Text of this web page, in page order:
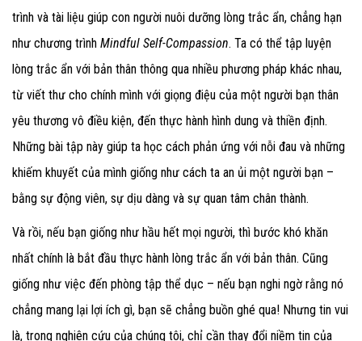
trình và tài liệu giúp con người nuôi dưỡng lòng trắc ẩn, chẳng hạn
như chương trình Mindful Self-Compassion. Ta có thể tập luyện
lòng trắc ẩn với bản thân thông qua nhiều phương pháp khác nhau,
từ viết thư cho chính mình với giọng điệu của một người bạn thân
yêu thương vô điều kiện, đến thực hành hình dung và thiền định.
Những bài tập này giúp ta học cách phản ứng với nỗi đau và những
khiếm khuyết của mình giống như cách ta an ủi một người bạn –
bằng sự động viên, sự dịu dàng và sự quan tâm chân thành.
Và rồi, nếu bạn giống như hầu hết mọi người, thì bước khó khăn
nhất chính là bắt đầu thực hành lòng trắc ẩn với bản thân. Cũng
giống như việc đến phòng tập thể dục – nếu bạn nghi ngờ rằng nó
chẳng mang lại lợi ích gì, bạn sẽ chẳng buồn ghé qua! Nhưng tin vui
là, trong nghiên cứu của chúng tôi, chỉ cần thay đổi niềm tin của